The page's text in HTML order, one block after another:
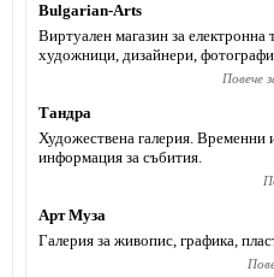
Bulgarian-Arts
Виртуален магазин за
художници, дизайнери,
Повече
Тандра
Художествена галерия. Временни
информация за събития.
Арт Муза
Галерия за живопис, графика,